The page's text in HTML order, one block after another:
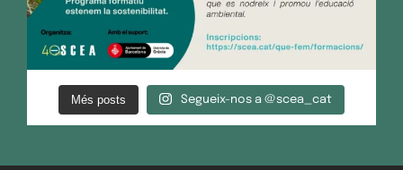
Més posts Segueix-nos a @scea_cat